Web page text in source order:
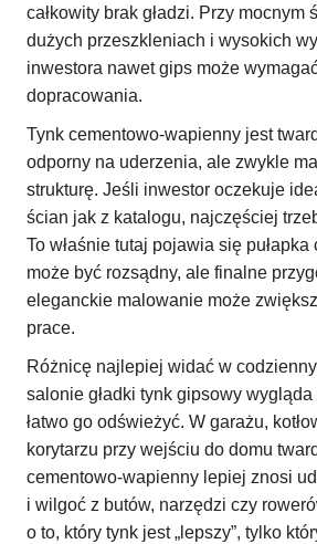
całkowity brak gładzi. Przy mocnym
dużych przeszkleniach i wysokich
inwestora nawet gips może
dopracowania.
Tynk cementowo-wapienny jest
odporny na uderzenia, ale zwykle
strukturę. Jeśli inwestor oczekuje
ścian jak z katalogu, najczęściej
To właśnie tutaj pojawia się
może być rozsądny, ale finalne
eleganckie malowanie może
prace.
Różnicę najlepiej widać w
salonie gładki tynk gipsowy
łatwo go odświeżyć. W garażu,
korytarzu przy wejściu do domu
cementowo-wapienny lepiej znosi
i wilgoć z butów, narzędzi czy
o to, który tynk jest „lepszy”, tylko